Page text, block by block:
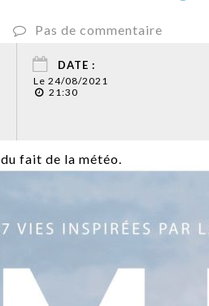
Pas de commentaire
DATE :
Le 24/08/2021
21:30
fait de la météo.